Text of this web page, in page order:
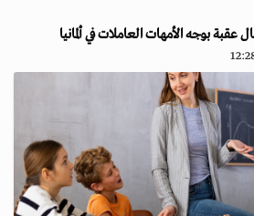
عقبة بوجه الأمهات العاملات في ألمانيا